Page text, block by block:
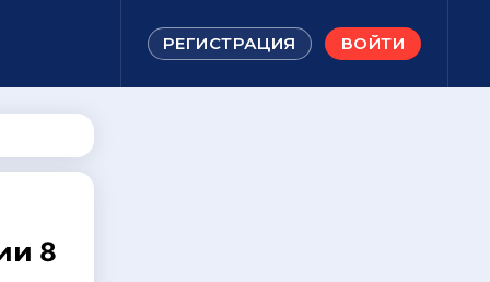
РЕГИСТРАЦИЯ ВОЙТИ
8